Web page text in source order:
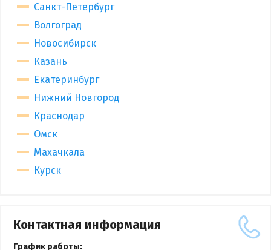
Санкт-Петербург
Волгоград
Новосибирск
Казань
Екатеринбург
Нижний Новгород
Краснодар
Омск
Махачкала
Курск
Контактная информация
График работы: